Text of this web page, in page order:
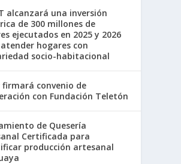
alcanzará una inversión
de 300 millones de
ejecutados en 2025 y 2026
hogares con
socio-habitacional
firmará convenio de
con Fundación Teletón
de Quesería
Certificada para
producción artesanal